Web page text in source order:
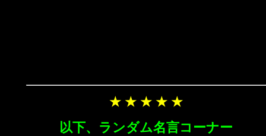
★ ★ ★ ★ ★
以下、ランダム名言コーナー